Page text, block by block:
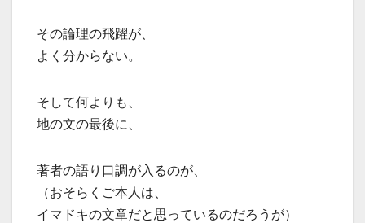
その論理の飛躍が、
よく分からない。
そして何よりも、
地の文の最後に、
著者の語り口調が入るのが、
（おそらくご本人は、
イマドキの文章だと思っているのだろうが）